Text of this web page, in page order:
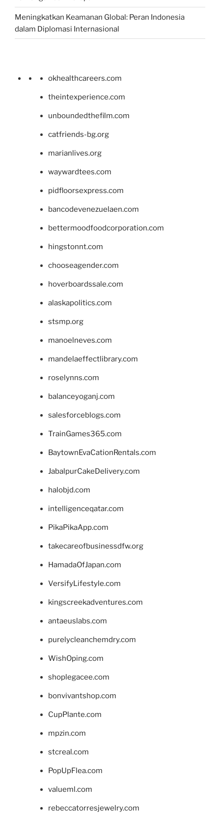
Meningkatkan Keamanan Global: Peran Indonesia
dalam Diplomasi Internasional
okhealthcareers.com
theintexperience.com
unboundedthefilm.com
catfriends-bg.org
marianlives.org
waywardtees.com
pidfloorsexpress.com
bancodevenezuelaen.com
bettermoodfoodcorporation.com
hingstonnt.com
chooseagender.com
hoverboardssale.com
alaskapolitics.com
stsmp.org
manoelneves.com
mandelaeffectlibrary.com
roselynns.com
balanceyoganj.com
salesforceblogs.com
TrainGames365.com
BaytownEvaCationRentals.com
JabalpurCakeDelivery.com
halobjd.com
intelligenceqatar.com
PikaPikaApp.com
takecareofbusinessdfw.org
HamadaOfJapan.com
VersifyLifestyle.com
kingscreekadventures.com
antaeuslabs.com
purelycleanchemdry.com
WishOping.com
shoplegacee.com
bonvivantshop.com
CupPlante.com
mpzin.com
stcreal.com
PopUpFlea.com
valueml.com
rebeccatorresjewelry.com